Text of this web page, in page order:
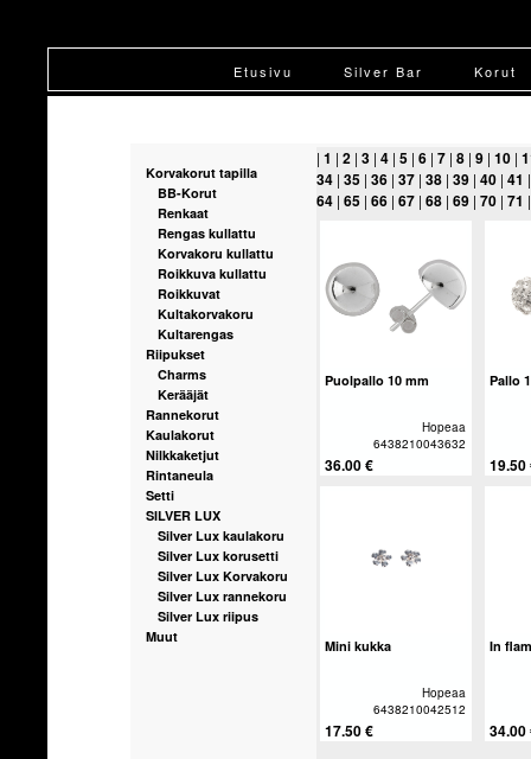
Etusivu Silver Bar Korut
Korvakorut tapilla
BB-Korut
Renkaat
Rengas kullattu
Korvakoru kullattu
Roikkuva kullattu
Roikkuvat
Kultakorvakoru
Kultarengas
Riipukset
Charms
Kerääjät
Rannekorut
Kaulakorut
Nilkkaketjut
Rintaneula
Setti
SILVER LUX
Silver Lux kaulakoru
Silver Lux korusetti
Silver Lux Korvakoru
Silver Lux rannekoru
Silver Lux riipus
Muut
| 1 | 2 | 3 | 4 | 5 | 6 | 7 | 8 | 9 | 10 |
34 | 35 | 36 | 37 | 38 | 39 | 40 | 41
64 | 65 | 66 | 67 | 68 | 69 | 70 | 71
Puolpallo 10 mm
Hopeaa
6438210043632
36.00 €
Pallo
19.50
Mini kukka
Hopeaa
6438210042512
17.50 €
In
34.00